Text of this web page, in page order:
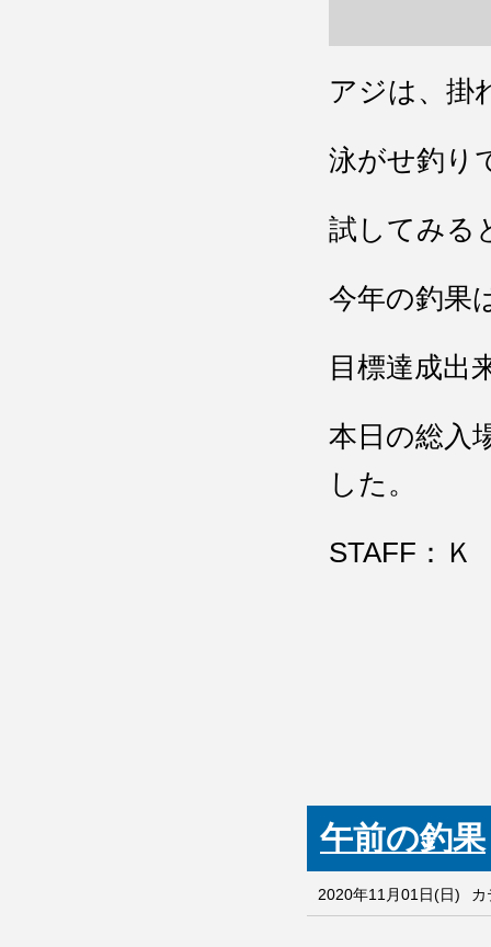
アジは、掛
泳がせ釣り
試してみる
今年の釣果
目標達成出
本日の総入
した。
STAFF：Ｋ
午前の釣果
2020年11月01日(日) カ